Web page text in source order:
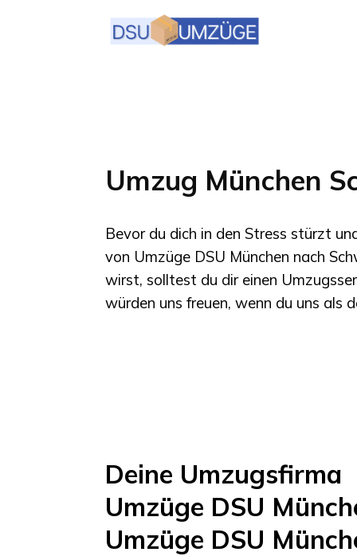
Umzug München
Bevor du dich in den Stress stürzt
von Umzüge DSU München nach
wirst, solltest du dir einen
würden uns freuen, wenn du uns als
Deine Umzugsfirma
Umzüge DSU
Umzüge DSU